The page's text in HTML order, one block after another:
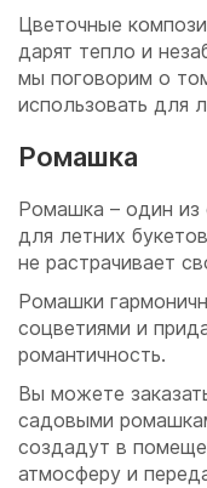
Цветочные
дарят тепло и
мы поговорим о
использовать для
Ромашка
Ромашка – один из
для летних
не растрачивает
Ромашки
соцветиями и
романтичность.
Вы можете
садовыми
создадут в
атмосферу и